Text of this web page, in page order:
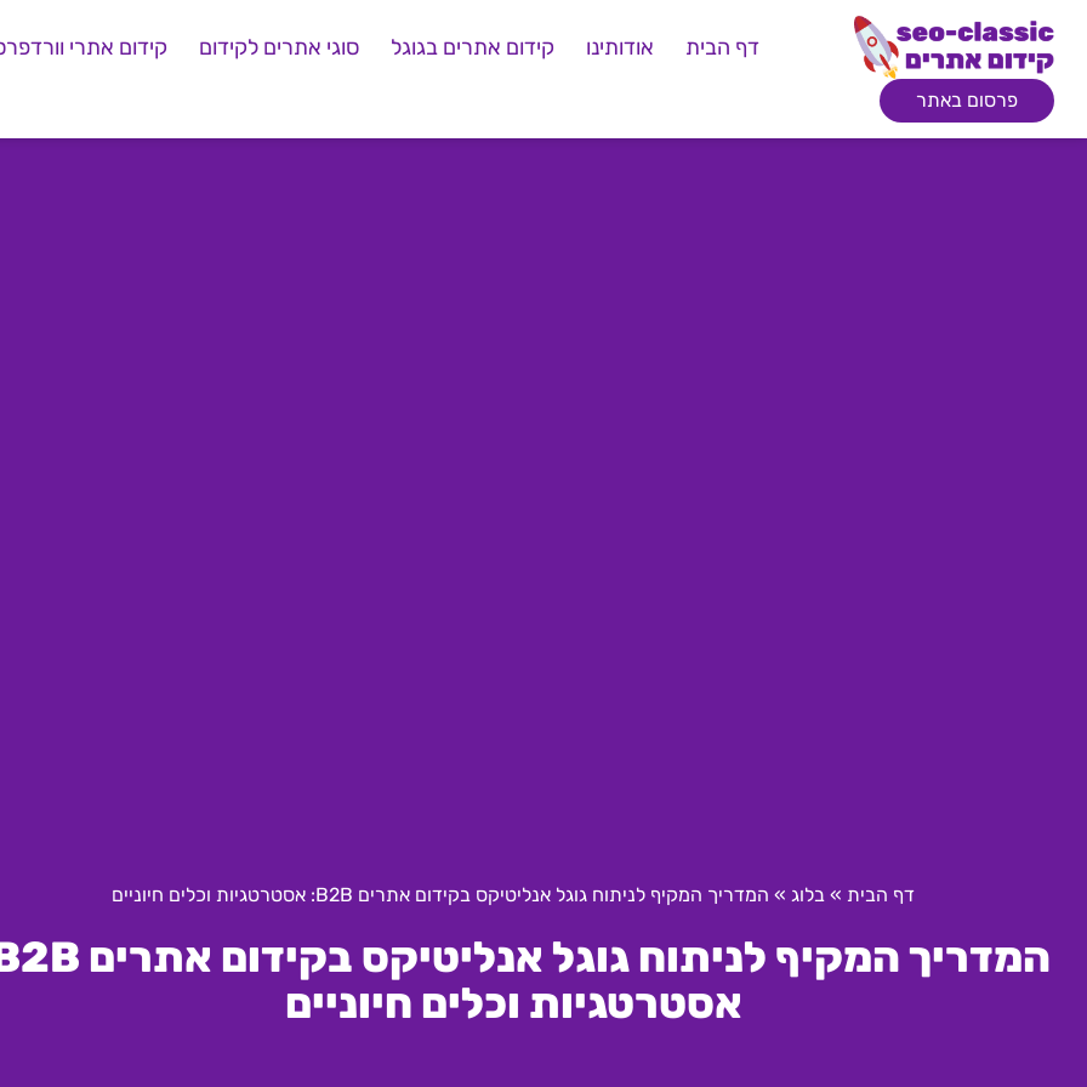
דף הבית אודותינו קידום אתרים בגוגל סוגי אתרים לקידום קידום אתרי
פרסום באתר
דף הבית » בלוג » המדריך המקיף לניתוח גוגל אנליטיקס בקידום אתרים B2B: אסטרטגיות וכלים חיוניים
אסטרטגיות וכלים חיוניים